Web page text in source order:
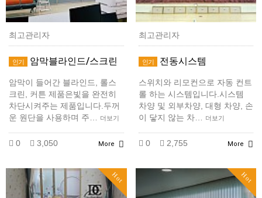
최고관리자
인기 암막블라인드/스크린
암막이 들어간 블라인드, 롤스
크린, 커튼 제품은빛을 완전히
차단시켜주는 제품입니다.두꺼
운 원단을 사용하며 주…
더보기
0 3,050 More
최고관리자
인기 전동시스템
스위치와 리모컨으로 자동 컨트
롤 하는 시스템입니다.시스템
차양 및 외부차양, 대형 차양, 손
이 닿지 않는 차…
더보기
0 2,755 More
Hot Hot